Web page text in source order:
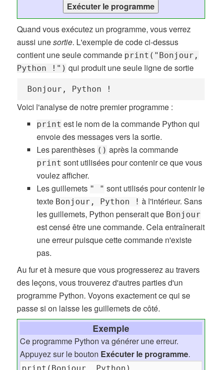
Quand vous exécutez un programme, vous verrez
aussi unesortie. L'exemple de code ci-dessus
contient une seule commande print("Bonjour,
Python !") qui produit une seule ligne de sortie
Bonjour, Python !
Voici l'analyse de notre premier programme :
print est le nom de la commande Python qui
envoie des messages vers la sortie.
Les parenthèses () après la commande
print sont utilisées pour contenir ce que vous
voulez afficher.
Les guillemets " " sont utilisés pour contenir le
texte Bonjour, Python ! à l'intérieur. Sans
les guillemets, Python penserait que Bonjour
est censé être une commande. Cela entraînerait
une erreur puisque cette commande n'existe
pas.
Au fur et à mesure que vous progresserez au travers
des leçons, vous trouverez d'autres parties d'un
programme Python. Voyons exactement ce qui se
passe si on laisse les guillemets de côté.
Exemple
Ce programme Python va générer une erreur.
Appuyez sur le bouton Exécuter le programme.